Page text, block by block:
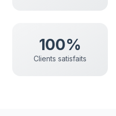
100%
Clients satisfaits